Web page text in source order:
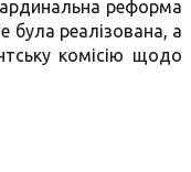
реформа
була реалізована, а
комісію щодо